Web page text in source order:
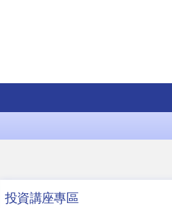
投資講座專區